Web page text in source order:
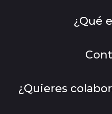
¿Qué
¿Quieres